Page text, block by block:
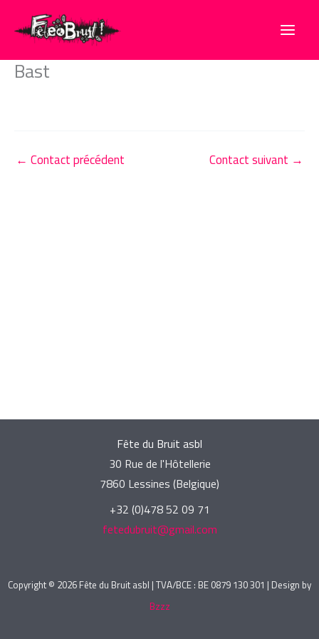
contenu
Bast
← Contact précédent Contact suivant →
Fête du Bruit asbl
30 Rue de l'Hôtellerie
7860 Lessines (Belgique)
+32 (0)478 52 09 71
fetedubruit@gmail.com
Copyright © 2026 Fête du Bruit asbl | TVA/BCE : BE 0879 130 301 | Design by
Bzzz